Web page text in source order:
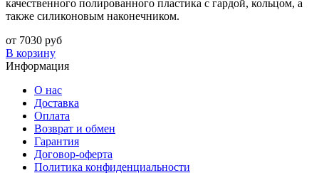
качественного полированного пластика с гардой, кольцом, а
также силиконовым наконечником.
от 7030 руб
В корзину
Информация
О нас
Доставка
Оплата
Возврат и обмен
Гарантия
Договор-оферта
Политика конфиденциальности